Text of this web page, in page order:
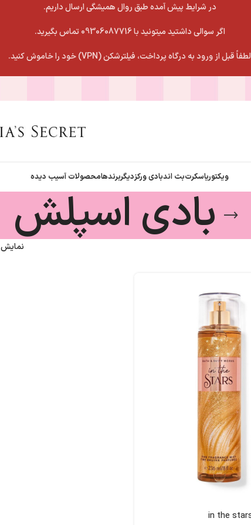
در شرایط پیش آمده طبق روال همیشگی ارسال داریم.
اگر سوالی داشتید میتونید با 09306087716 تماس بگیرید.
لطفاً قبل از ورود به درگاه پرداخت، فیلترشکن (VPN) خود را خاموش کنید.
ویکتوریاسکرتبث اندبادی ورکزدیگربرندهامحصولات آسیب دیده
بادی اسپلش
نمایش